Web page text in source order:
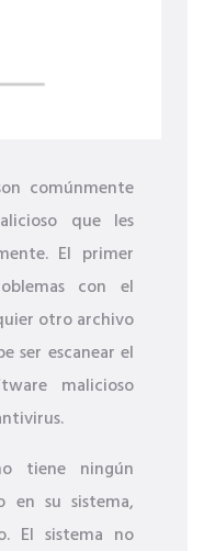
comúnmente
que les
El primer
con el
otro archivo
ser escanear el
malicioso
tiene ningún
en su sistema,
El sistema no